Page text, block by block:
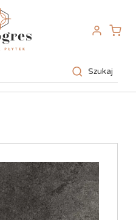
Szukaj